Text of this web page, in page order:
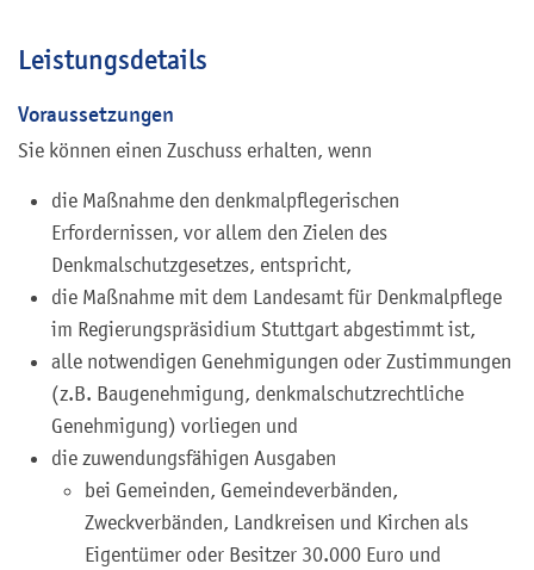
Leistungsdetails
Voraussetzungen
Sie können einen Zuschuss erhalten, wenn
die Maßnahme den denkmalpflegerischen
Erfordernissen, vor allem den Zielen des
Denkmalschutzgesetzes, entspricht,
die Maßnahme mit dem Landesamt für Denkmalpflege
im Regierungspräsidium Stuttgart abgestimmt ist,
alle notwendigen Genehmigungen oder Zustimmungen
(z.B. Baugenehmigung, denkmalschutzrechtliche
Genehmigung) vorliegen und
die zuwendungsfähigen Ausgaben
bei Gemeinden, Gemeindeverbänden,
Zweckverbänden, Landkreisen und Kirchen als
Eigentümer oder Besitzer 30.000 Euro und